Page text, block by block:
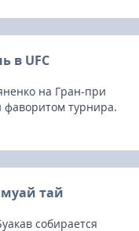
в UFC
на Гран-при
фаворитом турнира.
тай
собирается